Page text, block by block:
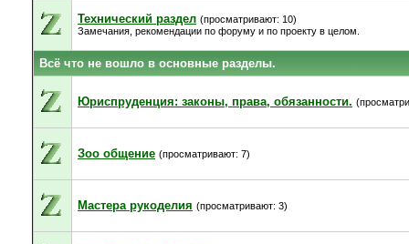
Технический раздел (просматривают: 10)
Замечания, рекомендации по форуму и по проекту в целом.
Всё что не вошло в основные разделы.
Юриспруденция: законы, права, обязанности.
Зоо общение (просматривают: 7)
Мастера рукоделия (просматривают: 3)